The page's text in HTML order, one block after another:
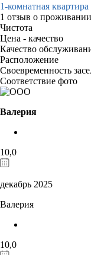
1-комнатная квартира
1 отзыв о
Чистота
Цена - качество
Качество
Расположение
Своевременность
Соответствие фото
Валерия
10,0
декабрь 2025
Валерия
10,0